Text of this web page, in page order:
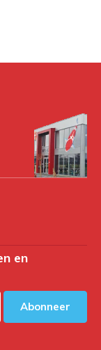
en
Abonneer